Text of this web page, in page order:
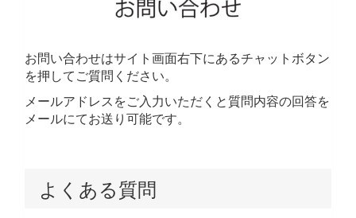
お問い合わせはサイト画面右下にあるチャットボタン
を押してご質問ください。
メールアドレスをご入力いただくと質問内容の回答を
メールにてお送り可能です。
よくある質問